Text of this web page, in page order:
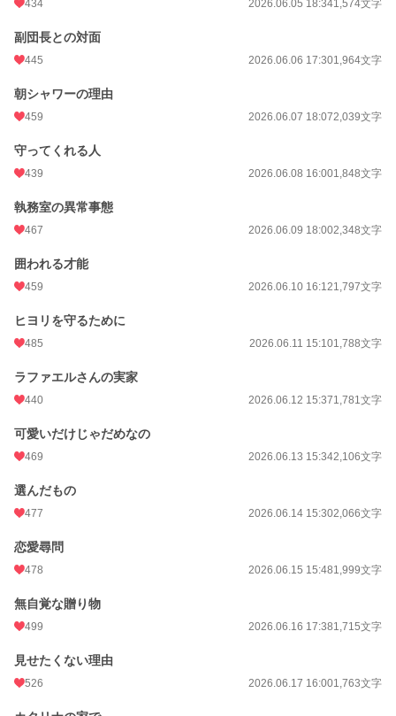
434 2026.06.05 18:341,574文字
副団長との対面
445 2026.06.06 17:301,964文字
朝シャワーの理由
459 2026.06.07 18:072,039文字
守ってくれる人
439 2026.06.08 16:001,848文字
執務室の異常事態
467 2026.06.09 18:002,348文字
囲われる才能
459 2026.06.10 16:121,797文字
ヒヨリを守るために
485 2026.06.11 15:101,788文字
ラファエルさんの実家
440 2026.06.12 15:371,781文字
可愛いだけじゃだめなの
469 2026.06.13 15:342,106文字
選んだもの
477 2026.06.14 15:302,066文字
恋愛尋問
478 2026.06.15 15:481,999文字
無自覚な贈り物
499 2026.06.16 17:381,715文字
見せたくない理由
526 2026.06.17 16:001,763文字